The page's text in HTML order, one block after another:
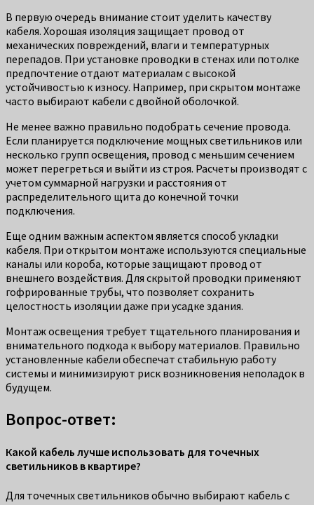
В первую очередь внимание стоит уделить качеству
кабеля. Хорошая изоляция защищает провод от
механических повреждений, влаги и температурных
перепадов. При установке проводки в стенах или потолке
предпочтение отдают материалам с высокой
устойчивостью к износу. Например, при скрытом монтаже
часто выбирают кабели с двойной оболочкой.
Не менее важно правильно подобрать сечение провода.
Если планируется подключение мощных светильников или
несколько групп освещения, провод с меньшим сечением
может перегреться и выйти из строя. Расчеты производят с
учетом суммарной нагрузки и расстояния от
распределительного щита до конечной точки
подключения.
Еще одним важным аспектом является способ укладки
кабеля. При открытом монтаже используются специальные
каналы или короба, которые защищают провод от
внешнего воздействия. Для скрытой проводки применяют
гофрированные трубы, что позволяет сохранить
целостность изоляции даже при усадке здания.
Монтаж освещения требует тщательного планирования и
внимательного подхода к выбору материалов. Правильно
установленные кабели обеспечат стабильную работу
системы и минимизируют риск возникновения неполадок в
будущем.
Вопрос-ответ:
Какой кабель лучше использовать для точечных
светильников в квартире?
Для точечных светильников обычно выбирают кабель с